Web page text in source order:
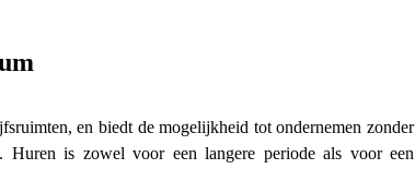
en biedt de mogelijkheid tot ondernemen zonder
is zowel voor een langere periode als voor een